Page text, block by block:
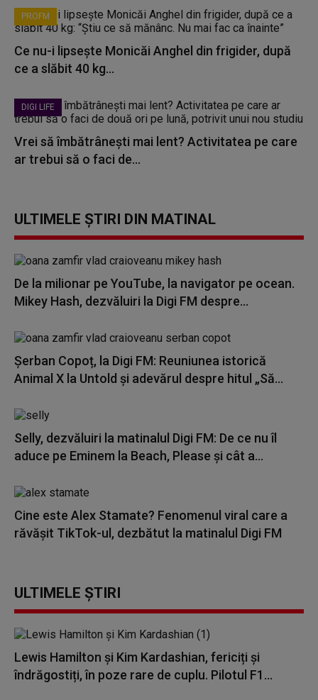
PROFM
Ce nu-i lipsește Monicăi Anghel din frigider, după
ce a slăbit 40 kg...
DIGI LIFE
Vrei să îmbătrânești mai lent? Activitatea pe care
ar trebui să o faci de...
ULTIMELE ȘTIRI DIN MATINAL
De la milionar pe YouTube, la navigator pe ocean.
Mikey Hash, dezvăluiri la Digi FM despre...
Șerban Copoț, la Digi FM: Reuniunea istorică
Animal X la Untold și adevărul despre hitul „Să...
Selly, dezvăluiri la matinalul Digi FM: De ce nu îl
aduce pe Eminem la Beach, Please și cât a...
Cine este Alex Stamate? Fenomenul viral care a
răvășit TikTok-ul, dezbătut la matinalul Digi FM
ULTIMELE ȘTIRI
Lewis Hamilton și Kim Kardashian, fericiți și
îndrăgostiți, în poze rare de cuplu. Pilotul F1...